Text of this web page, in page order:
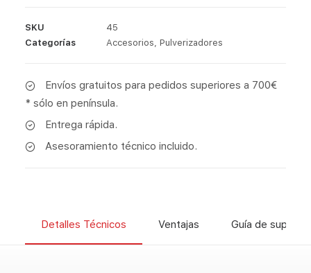
SKU
45
Categorías
Accesorios, Pulverizadores
Envíos gratuitos para pedidos superiores a 700€
* sólo en península.
Entrega rápida.
Asesoramiento técnico incluido.
Detalles Técnicos Ventajas Guía de